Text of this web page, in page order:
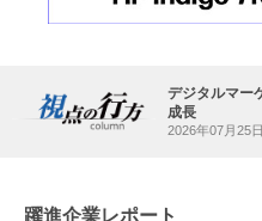
デジタルマー
成長
2026年07月25日
躍進企業レポート